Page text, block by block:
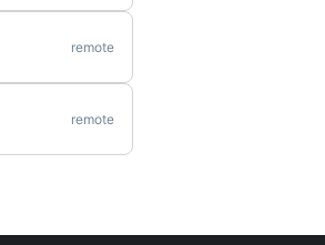
remote
remote